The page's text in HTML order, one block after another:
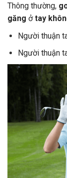
Thông thường,
găng ởtay
Người thuận
Người thuận